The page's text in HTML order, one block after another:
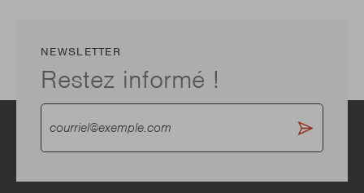
NEWSLETTER
Restez informé !